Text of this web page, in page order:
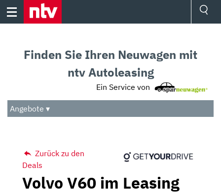
Skip
Audio
Das Beste
Finden Sie Ihren Neuwagen mit
ntv Autoleasing
Ein Service von
Angebote ▾
Zurück zu den
Deals
Volvo V60 im Leasing